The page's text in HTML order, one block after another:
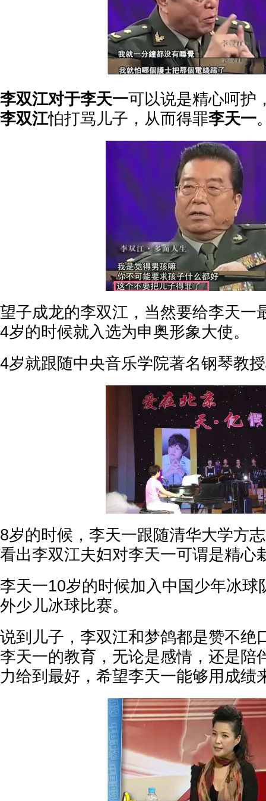
李双江对于李天一可以说是精心呵护
李双江怕打骂儿子，从而得罪李天一
望子成龙的李双江，当然要给李天一
4岁的时候就入选为申奥形象大使。
4岁就跟随中央音乐学院著名钢琴教授
8岁的时候，李天一跟随清华大学方
看出李双江夫妇对李天一可谓是精心
李天一10岁的时候加入中国少年冰球
外少儿冰球比赛。
说到儿子，李双江和梦鸽都是赞不绝
李天一的教育，无论是感情，还是陪
力给到最好，希望李天一能够用成绩